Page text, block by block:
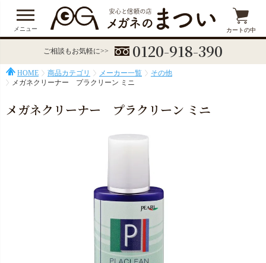
メニュー カートの中
ご相談もお気軽に>> 0120-918-390
HOME 商品カテゴリ メーカー一覧
その他
メガネクリーナー プラクリーン ミニ
メガネクリーナー プラクリーン ミニ